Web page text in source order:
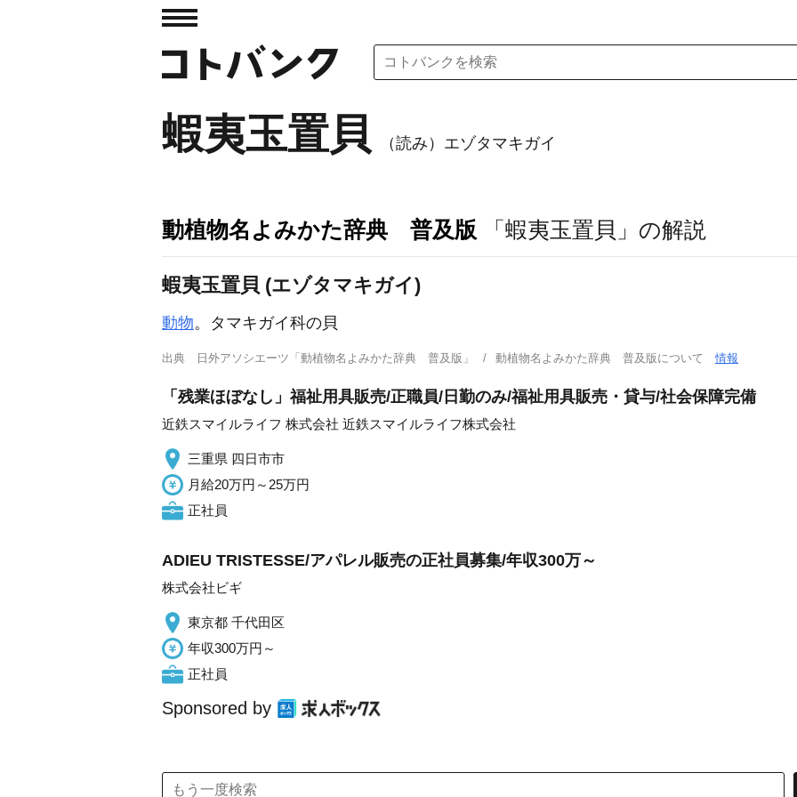
蝦夷玉置貝 （読み）エゾタマキガイ
動植物名よみかた辞典 普及版 「蝦夷玉置貝」の解説
蝦夷玉置貝 (エゾタマキガイ)
動物。タマキガイ科の貝
出典 日外アソシエーツ「動植物名よみかた辞典 普及版」 動植物名よみかた辞典 普及版について情報
「残業ほぼなし」福祉用具販売/正職員/日勤のみ/福祉用具販売・貸与/社会保障完備
近鉄スマイルライフ 株式会社 近鉄スマイルライフ株式会社
三重県 四日市市
月給20万円～25万円
正社員
ADIEU TRISTESSE/アパレル販売の正社員募集/年収300万～
株式会社ビギ
東京都 千代田区
年収300万円～
正社員
Sponsored by